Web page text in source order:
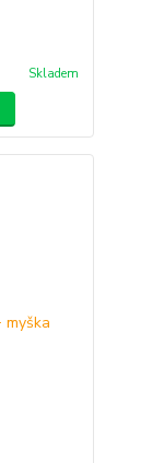
Skladem